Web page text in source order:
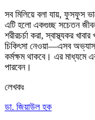
সব মিলিয়ে বলা যায়, ফুসফুস
এটি হলো একগুচ্ছ সচেতন
শরীরচর্চা করা, স্বাস্থ্যকর
চিকিৎসা নেওয়া—এসব
কর্মক্ষম থাকবে। এর মাধ্যমে
পারবেন।
লেখকঃ
ডা. জিয়াউল হক